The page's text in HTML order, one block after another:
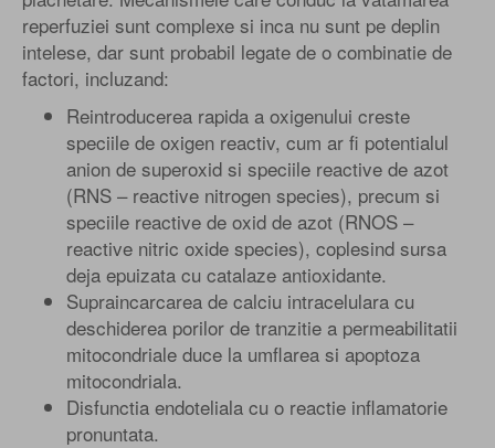
reperfuziei sunt complexe si inca nu sunt pe deplin
intelese, dar sunt probabil legate de o combinatie de
factori, incluzand:
Reintroducerea rapida a oxigenului creste
speciile de oxigen reactiv, cum ar fi potentialul
anion de superoxid si speciile reactive de azot
(RNS – reactive nitrogen species), precum si
speciile reactive de oxid de azot (RNOS –
reactive nitric oxide species), coplesind sursa
deja epuizata cu catalaze antioxidante.
Supraincarcarea de calciu intracelulara cu
deschiderea porilor de tranzitie a permeabilitatii
mitocondriale duce la umflarea si apoptoza
mitocondriala.
Disfunctia endoteliala cu o reactie inflamatorie
pronuntata.